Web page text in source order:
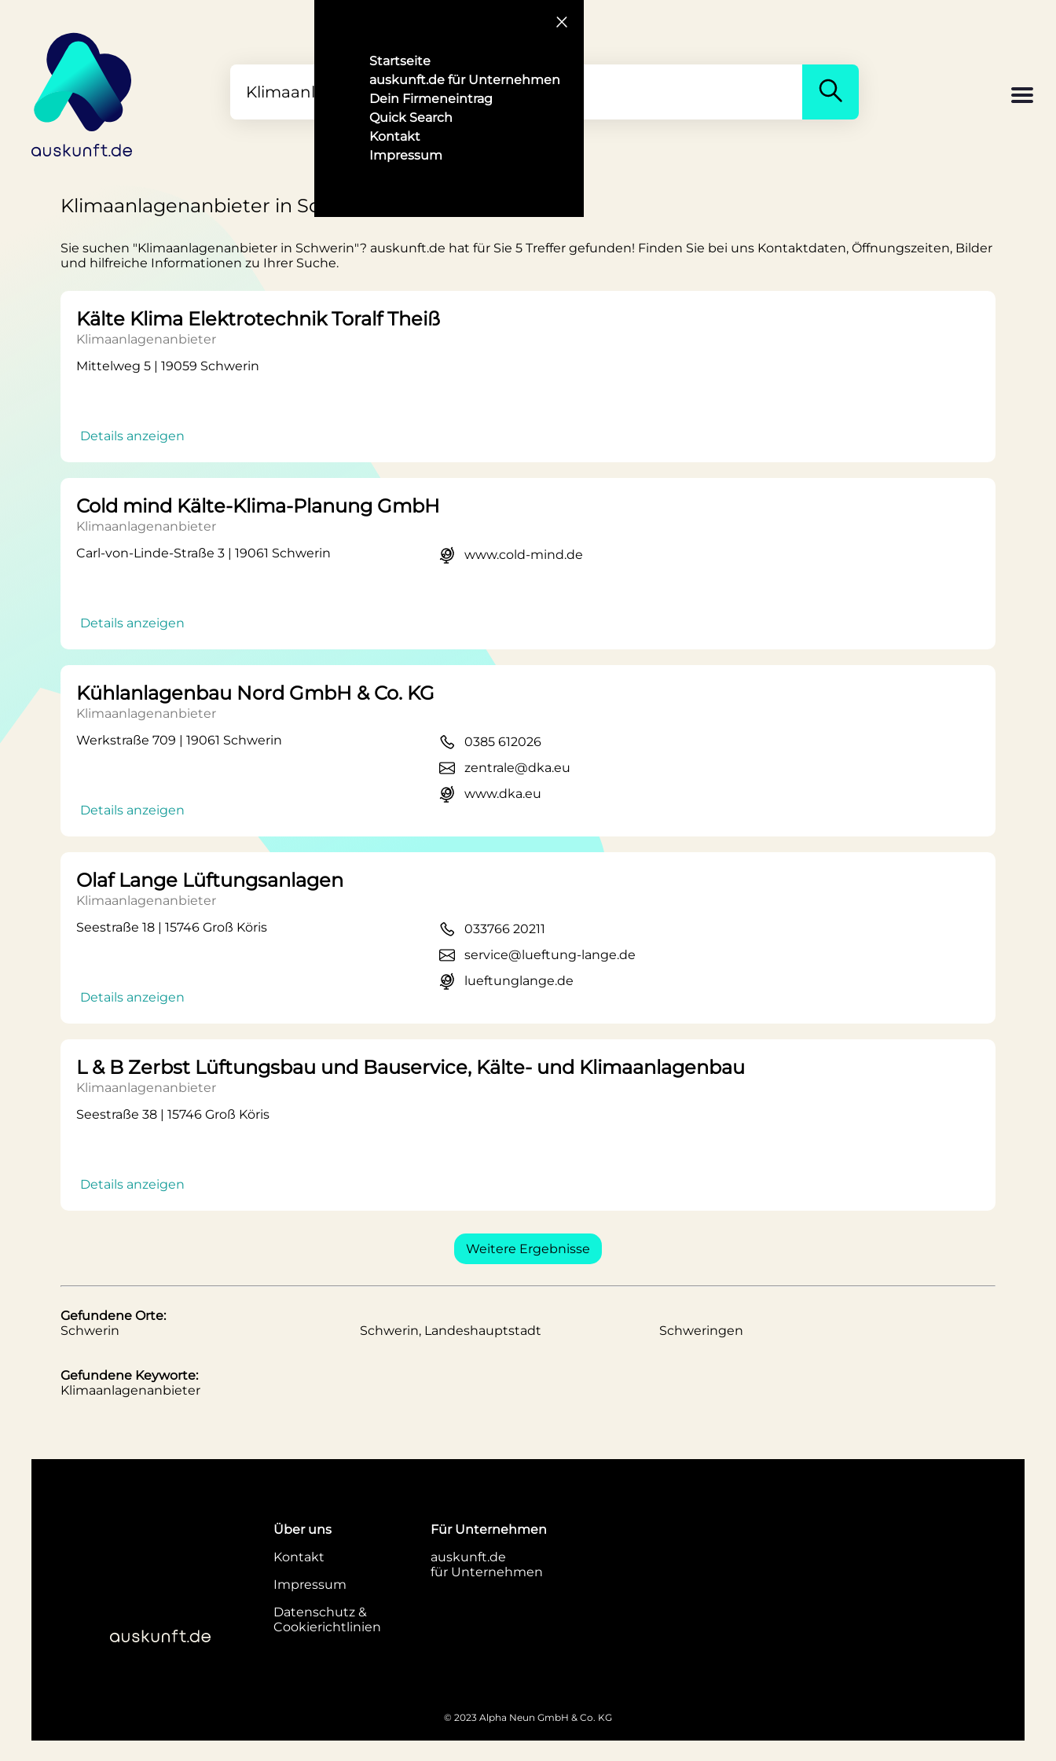
Startseite
auskunft.de für Unternehmen
Dein Firmeneintrag
Quick Search
Kontakt
Impressum
Klimaanlagenanbieter in Schwerin
Sie suchen "Klimaanlagenanbieter in Schwerin"? auskunft.de hat für Sie 5 Treffer gefunden! Finden Sie bei uns Kontaktdaten, Öffnungszeiten, Bilder
und hilfreiche Informationen zu Ihrer Suche.
Kälte Klima Elektrotechnik Toralf Theiß
Klimaanlagenanbieter
Mittelweg 5 | 19059 Schwerin
Details anzeigen
Cold mind Kälte-Klima-Planung GmbH
Klimaanlagenanbieter
Carl-von-Linde-Straße 3 | 19061 Schwerin
Details anzeigen
www.cold-mind.de
Kühlanlagenbau Nord GmbH & Co. KG
Klimaanlagenanbieter
Werkstraße 709 | 19061 Schwerin
Details anzeigen
0385 612026
zentrale@dka.eu
www.dka.eu
Olaf Lange Lüftungsanlagen
Klimaanlagenanbieter
Seestraße 18 | 15746 Groß Köris
Details anzeigen
033766 20211
service@lueftung-lange.de
lueftunglange.de
L & B Zerbst Lüftungsbau und Bauservice, Kälte- und Klimaanlagenbau
Klimaanlagenanbieter
Seestraße 38 | 15746 Groß Köris
Details anzeigen
Weitere Ergebnisse
Gefundene Orte:
Schwerin
Schwerin, Landeshauptstadt Schweringen
Gefundene Keyworte:
Klimaanlagenanbieter
Über uns
Kontakt
Impressum
Datenschutz &
Cookierichtlinien
Für Unternehmen
auskunft.de
für Unternehmen
© 2023 Alpha Neun GmbH & Co. KG